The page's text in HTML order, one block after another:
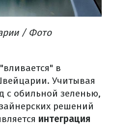
/ Фото
в
Учитывая
с обильной зеленью,
решений
интеграция